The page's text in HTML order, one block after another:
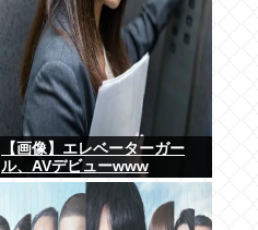
【画像】エレベーターガー
ル、AVデビューwww